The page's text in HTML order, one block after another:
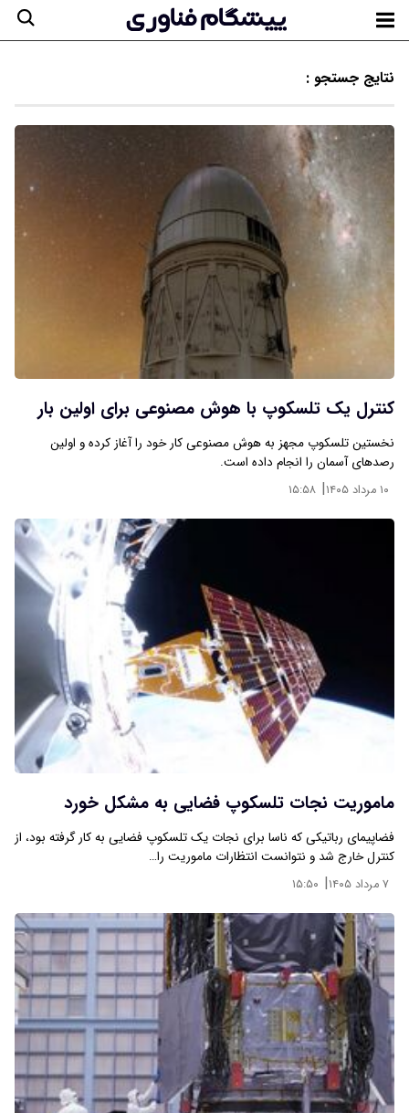
نتایج جستجو :
کنترل یک تلسکوپ با هوش مصنوعی برای اولین بار
نخستین تلسکوپ مجهز به هوش مصنوعی کار خود را آغاز کرده و اولین
رصدهای آسمان را انجام داده است.
۱۰ مرداد ۱۴۰۵ | ۱۵:۵۸
ماموریت نجات تلسکوپ فضایی به مشکل خورد
فضاپیمای رباتیکی که ناسا برای نجات یک تلسکوپ فضایی به کار گرفته بود، از
کنترل خارج شد و نتوانست انتظارات ماموریت را…
۷ مرداد ۱۴۰۵ | ۱۵:۵۰